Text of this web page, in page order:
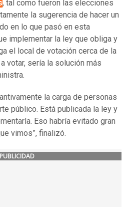
, tal como fueron las elecciones
la sugerencia de hacer un
en lo que pasó en esta
implementar la ley que obliga y
el local de votación cerca de la
votar, sería la solución más
la carga de personas
público. Está publicada la ley y
Eso habría evitado gran
vimos”, finalizó.
PUBLICIDAD